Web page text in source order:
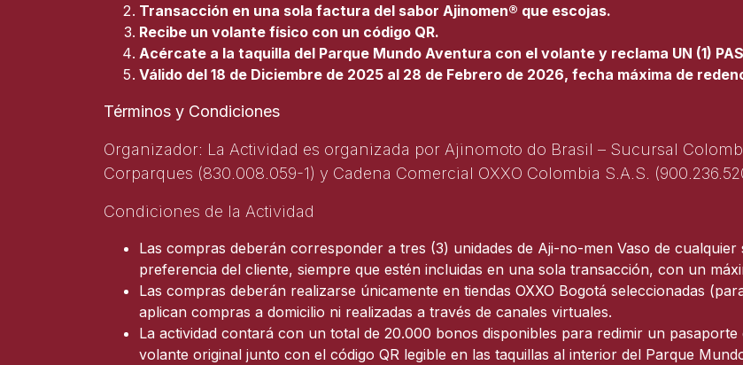
Transacción en una sola factura del sabor Ajinomen® que escojas.
Recibe un volante físico con un código QR.
Acércate a la taquilla del Parque Mundo Aventura con el volante y reclama UN (1)
Válido del 18 de Diciembre de 2025 al 28 de Febrero de 2026, fecha máxima de
Términos y Condiciones
Organizador: La Actividad es organizada por Ajinomoto do Brasil – Sucursal
Corparques (830.008.059-1) y Cadena Comercial OXXO Colombia S.A.S.
Condiciones de la Actividad
Las compras deberán corresponder a tres (3) unidades de Aji-no-men Vaso de
preferencia del cliente, siempre que estén incluidas en una sola transacción, con un
Las compras deberán realizarse únicamente en tiendas OXXO Bogotá seleccionadas
aplican compras a domicilio ni realizadas a través de canales virtuales.
La actividad contará con un total de 20.000 bonos disponibles para redimir un
volante original junto con el código QR legible en las taquillas al interior del Parque